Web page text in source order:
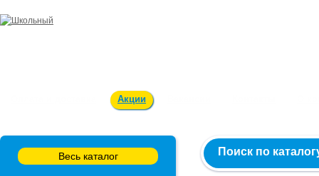
Акции
Весь каталог Поиск по